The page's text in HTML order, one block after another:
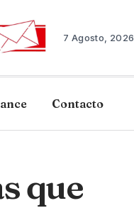
7 Agosto, 2026
Contacto
que